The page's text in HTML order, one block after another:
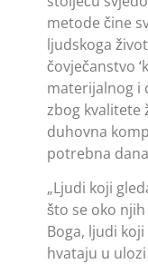
metode čine
ljudskoga
čovječanstvo
materijalnog i
zbog kvalitete
duhovna
potrebna
„Ljudi koji
što se oko
Boga, ljudi
hvataju u